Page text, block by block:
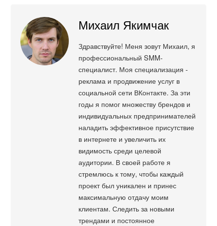
Михаил Якимчак
Здравствуйте! Меня зовут Михаил, я
профессиональный SMM-
специалист. Моя специализация -
реклама и продвижение услуг в
социальной сети ВКонтакте. За эти
годы я помог множеству брендов и
индивидуальных предпринимателей
наладить эффективное присутствие
в интернете и увеличить их
видимость среди целевой
аудитории. В своей работе я
стремлюсь к тому, чтобы каждый
проект был уникален и принес
максимальную отдачу моим
клиентам. Следить за новыми
трендами и постоянное